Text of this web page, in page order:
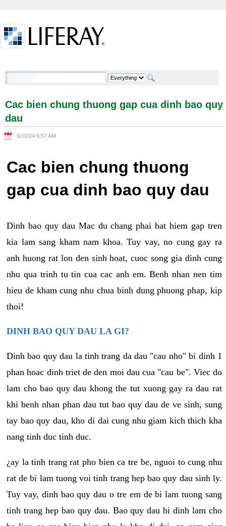
Cac bien chung thuong gap cua dinh bao quy dau -
Cac bien chung thuong gap cua dinh bao quy
dau
6/10/24 6:57 AM
Cac bien chung thuong
gap cua dinh bao quy dau
Dinh bao quy dau Mac du chang phai bat hiem gap tren
kia lam sang kham nam khoa. Tuy vay, no cung gay ra
anh huong rat lon den sinh hoat, cuoc song gia dinh cung
nhu qua trinh tu tin cua cac anh em. Benh nhan nen tim
hieu de kham cung nhu chua binh dung phuong phap, kip
thoi!
DINH BAO QUY DAU LA GI?
Dinh bao quy dau la tinh trang da dau "cau nho" bi dinh 1
phan hoac dinh triet de den moi dau cua "cau be". Viec do
lam cho bao quy dau khong the tut xuong gay ra dau rat
khi benh nhan phan dau tut bao quy dau de ve sinh, sung
tay bao quy dau, kho di dai cung nhu giam kich thich kha
nang tinh duc tinh duc.
¿ay la tinh trang rat pho bien ca tre be, nguoi to cung nhu
rat de bi lam tuong voi tinh trang hep bao quy dau sinh ly.
Tuy vay, dinh bao quy dau o tre em de bi lam tuong sang
tinh trang hep bao quy dau. Bao quy dau bi dinh lam cho